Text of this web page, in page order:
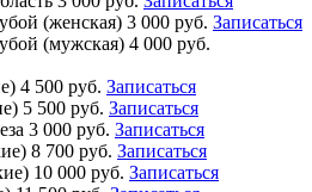
(женская) 3 000 руб. Записаться
(мужская) 4 000 руб.
4 500 руб. Записаться
5 500 руб. Записаться
3 000 руб. Записаться
8 700 руб. Записаться
10 000 руб. Записаться